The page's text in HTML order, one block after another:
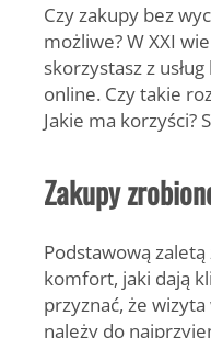
Czy zakupy bez
możliwe? W XXI
skorzystasz z
online. Czy takie
Jakie ma korzyści?
Zakupy
Podstawową
komfort, jaki dają
przyznać, że
należy do